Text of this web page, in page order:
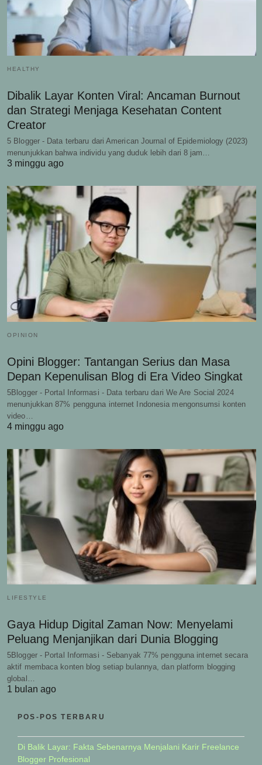
HEALTHY
Dibalik Layar Konten Viral: Ancaman Burnout
dan Strategi Menjaga Kesehatan Content
Creator
5 Blogger - Data terbaru dari American Journal of Epidemiology (2023)
menunjukkan bahwa individu yang duduk lebih dari 8 jam…
3 minggu ago
OPINION
Opini Blogger: Tantangan Serius dan Masa
Depan Kepenulisan Blog di Era Video Singkat
5Blogger - Portal Informasi - Data terbaru dari We Are Social 2024
menunjukkan 87% pengguna internet Indonesia mengonsumsi konten
video…
4 minggu ago
LIFESTYLE
Gaya Hidup Digital Zaman Now: Menyelami
Peluang Menjanjikan dari Dunia Blogging
5Blogger - Portal Informasi - Sebanyak 77% pengguna internet secara
aktif membaca konten blog setiap bulannya, dan platform blogging
global…
1 bulan ago
POS-POS TERBARU
Di Balik Layar: Fakta Sebenarnya Menjalani Karir Freelance
Blogger Profesional